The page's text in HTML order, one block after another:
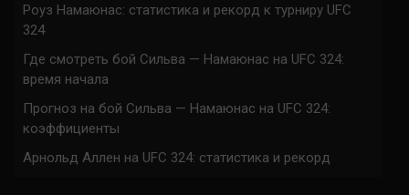
Роуз Намаюнас: статистика и рекорд к турниру UFC
324
Где смотреть бой Сильва — Намаюнас на UFC 324:
время начала
Прогноз на бой Сильва — Намаюнас на UFC 324:
коэффициенты
Арнольд Аллен на UFC 324: статистика и рекорд